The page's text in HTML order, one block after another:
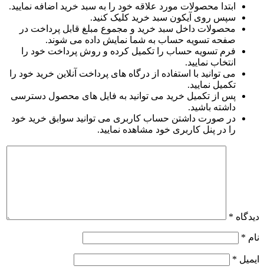
ابتدا محصولات مورد علاقه خود را به سبد خرید اضافه نمایید.
سپس روی آیکون سبد خرید کلیک کنید.
محصولات داخل سبد خرید و مجموع مبلغ قابل پرداخت در
صفحه تسویه حساب به شما نمایش داده می شوند.
فرم تسویه حساب را تکمیل کرده و روش پرداخت خود را
انتخاب نمایید.
می توانید با استفاده از درگاه های پرداخت آنلاین خرید خود را
تکمیل نمایید.
پس از تکمیل خرید می توانید به فایل های محصول دسترسی
داشته باشید.
در صورت داشتن حساب کاربری می توانید سوابق خرید خود
را در پنل کاربری خود مشاهده نمایید.
دیدگاه *
نام *
ایمیل *